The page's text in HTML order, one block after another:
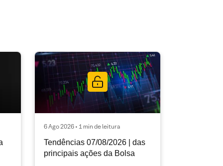
6 Ago 2026 • 1 min de leitura
Tendências 07/08/2026 | das
principais ações da Bolsa